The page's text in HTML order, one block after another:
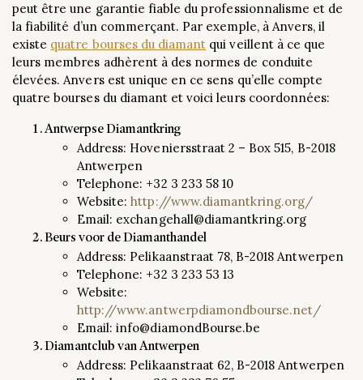
peut être une garantie fiable du professionnalisme et de
la fiabilité d’un commerçant. Par exemple, à Anvers, il
existe quatre bourses du diamant qui veillent à ce que
leurs membres adhèrent à des normes de conduite
élevées. Anvers est unique en ce sens qu’elle compte
quatre bourses du diamant et voici leurs coordonnées:
Antwerpse Diamantkring
Address: Hoveniersstraat 2 – Box 515, B-2018
Antwerpen
Telephone: +32 3 233 58 10
Website: http://www.diamantkring.org/
Email: exchangehall@diamantkring.org
Beurs voor de Diamanthandel
Address: Pelikaanstraat 78, B-2018 Antwerpen
Telephone: +32 3 233 53 13
Website:
http://www.antwerpdiamondbourse.net/
Email: info@diamondBourse.be
Diamantclub van Antwerpen
Address: Pelikaanstraat 62, B-2018 Antwerpen